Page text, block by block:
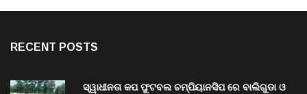
RECENT POSTS
ସ୍ୱାଧୀନତା କପ ଫୁଟବଲ ଚମ୍ପିୟାନସିପ ରେ ବାଲିଗୁଡା ଓ